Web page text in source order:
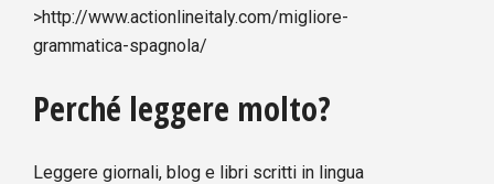
>http://www.actionlineitaly.com/migliore-
grammatica-spagnola/
Perché leggere molto?
Leggere giornali, blog e libri scritti in lingua